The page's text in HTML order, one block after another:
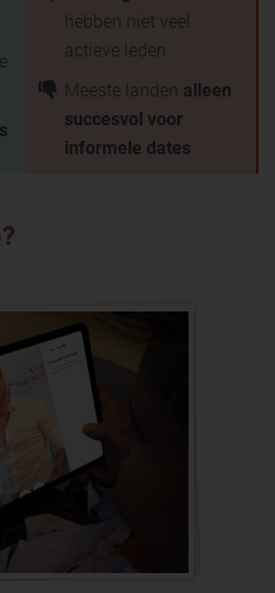
hebben niet veel
actieve leden
Meeste landen alleen
succesvol voor
informele dates